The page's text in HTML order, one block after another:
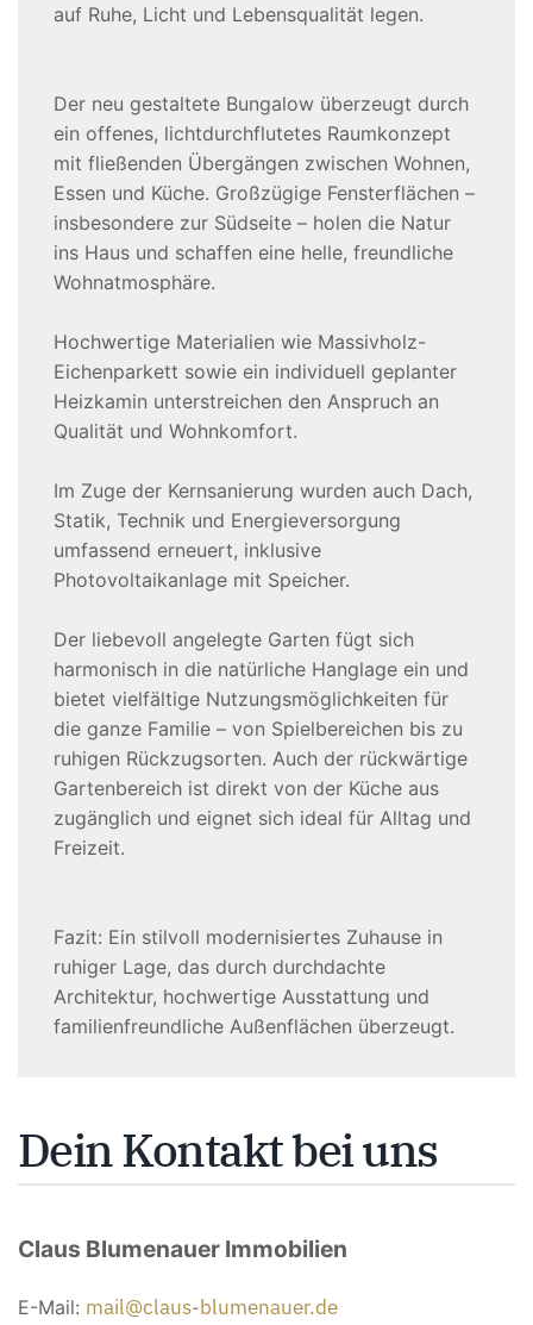
auf Ruhe, Licht und Lebensqualität legen.
Der neu gestaltete Bungalow überzeugt durch
ein offenes, lichtdurchflutetes Raumkonzept
mit fließenden Übergängen zwischen Wohnen,
Essen und Küche. Großzügige Fensterflächen –
insbesondere zur Südseite – holen die Natur
ins Haus und schaffen eine helle, freundliche
Wohnatmosphäre.
Hochwertige Materialien wie Massivholz-
Eichenparkett sowie ein individuell geplanter
Heizkamin unterstreichen den Anspruch an
Qualität und Wohnkomfort.
Im Zuge der Kernsanierung wurden auch Dach,
Statik, Technik und Energieversorgung
umfassend erneuert, inklusive
Photovoltaikanlage mit Speicher.
Der liebevoll angelegte Garten fügt sich
harmonisch in die natürliche Hanglage ein und
bietet vielfältige Nutzungsmöglichkeiten für
die ganze Familie – von Spielbereichen bis zu
ruhigen Rückzugsorten. Auch der rückwärtige
Gartenbereich ist direkt von der Küche aus
zugänglich und eignet sich ideal für Alltag und
Freizeit.
Fazit: Ein stilvoll modernisiertes Zuhause in
ruhiger Lage, das durch durchdachte
Architektur, hochwertige Ausstattung und
familienfreundliche Außenflächen überzeugt.
Dein Kontakt bei uns
Claus Blumenauer Immobilien
E-Mail: mail@claus-blumenauer.de